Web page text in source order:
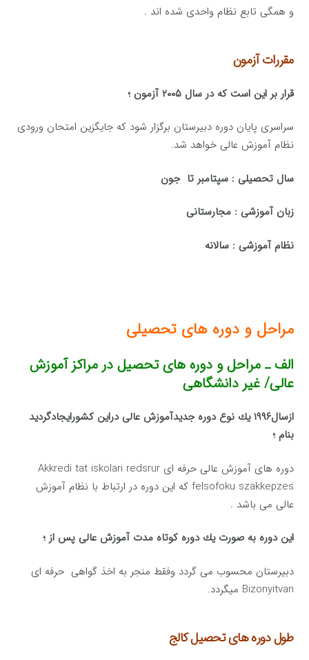
و همگی تابع نظام واحدی شده اند .
مقررات آزمون
قرار بر این است كه در سال ۲۰۰۵ آزمون ؛
سراسری پایان دوره دبیرستان برگزار شود كه جایگزین امتحان ورودی
نظام آموزش عالی خواهد شد.
سال تحصیلی : سپتامبر تا جون
زبان‌ آموزشی : مجارستانی
نظام آموزشی : سالانه
مراحل و دوره های تحصیلی
الف ـ مراحل و دوره های تحصیل در مراکز آموزش
عالی/ غیر دانشگاهی
ازسال۱۹۹۶ یك نوع دوره جدیدآموزش عالی دراین كشورایجادگردید
بنام ؛
دوره های آموزش عالی حرفه ای Akkredi tat iskolari redsrur
felsofoku szakkepzes كه این دوره در ارتباط با نظام آموزش
عالی می باشد .
این دوره به صورت یك دوره كوتاه مدت آموزش عالی پس از ؛
دبیرستان محسوب می گردد وفقط منجر به اخذ گواهی حرفه ای
Bizonyitvan میگردد.
طول دوره های تحصیل کالج